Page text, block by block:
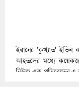
ইরানের ‌‘কুখ্যাত’
আহতদের মধ্যে
নিউজ এক প্রতিবেদেন এ